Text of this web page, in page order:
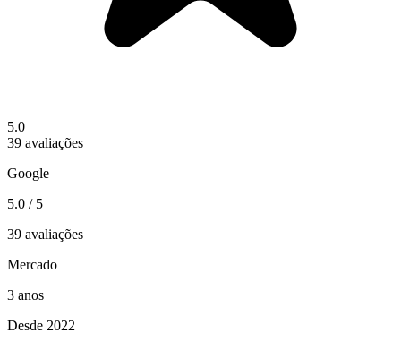
5.0
39 avaliações
Google
5.0 / 5
39 avaliações
Mercado
3 anos
Desde 2022